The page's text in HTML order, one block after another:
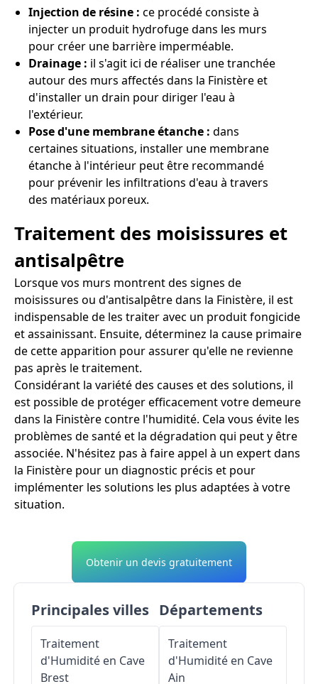
Injection de résine : ce procédé consiste à
injecter un produit hydrofuge dans les murs
pour créer une barrière imperméable.
Drainage : il s'agit ici de réaliser une tranchée
autour des murs affectés dans la Finistère et
d'installer un drain pour diriger l'eau à
l'extérieur.
Pose d'une membrane étanche : dans
certaines situations, installer une membrane
étanche à l'intérieur peut être recommandé
pour prévenir les infiltrations d'eau à travers
des matériaux poreux.
Traitement des moisissures et
antisalpêtre
Lorsque vos murs montrent des signes de
moisissures ou d'antisalpêtre dans la Finistère, il est
indispensable de les traiter avec un produit fongicide
et assainissant. Ensuite, déterminez la cause primaire
de cette apparition pour assurer qu'elle ne revienne
pas après le traitement.
Considérant la variété des causes et des solutions, il
est possible de protéger efficacement votre demeure
dans la Finistère contre l'humidité. Cela vous évite les
problèmes de santé et la dégradation qui peut y être
associée. N'hésitez pas à faire appel à un expert dans
la Finistère pour un diagnostic précis et pour
implémenter les solutions les plus adaptées à votre
situation.
Obtenir un devis gratuitement
Principales villes
Traitement
d'Humidité en Cave
Brest
Départements
Traitement
d'Humidité en Cave
Ain